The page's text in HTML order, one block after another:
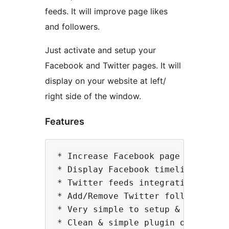
feeds. It will improve page likes
and followers.
Just activate and setup your
Facebook and Twitter pages. It will
display on your website at left/
right side of the window.
Features
* Increase Facebook page likes
* Display Facebook timeline/
* Twitter feeds integration
* Add/Remove Twitter follow
* Very simple to setup & maintain
* Clean & simple plugin options